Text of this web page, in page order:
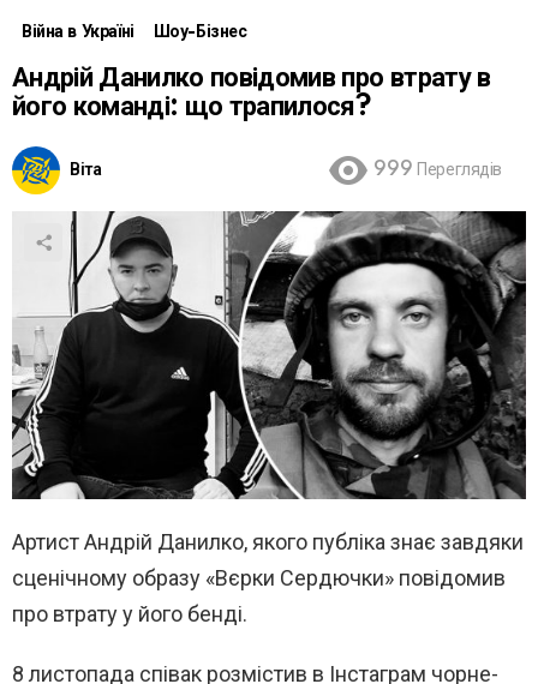
Війна в Україні Шоу-Бізнес
Андрій Данилко повідомив про втрату в
його команді: що трапилося?
Віта 999 Переглядів
Артист Андрій Данилко, якого публіка знає завдяки
сценічному образу «Вєрки Сердючки» повідомив
про втрату у його бенді.
8 листопада співак розмістив в Інстаграм чорне-